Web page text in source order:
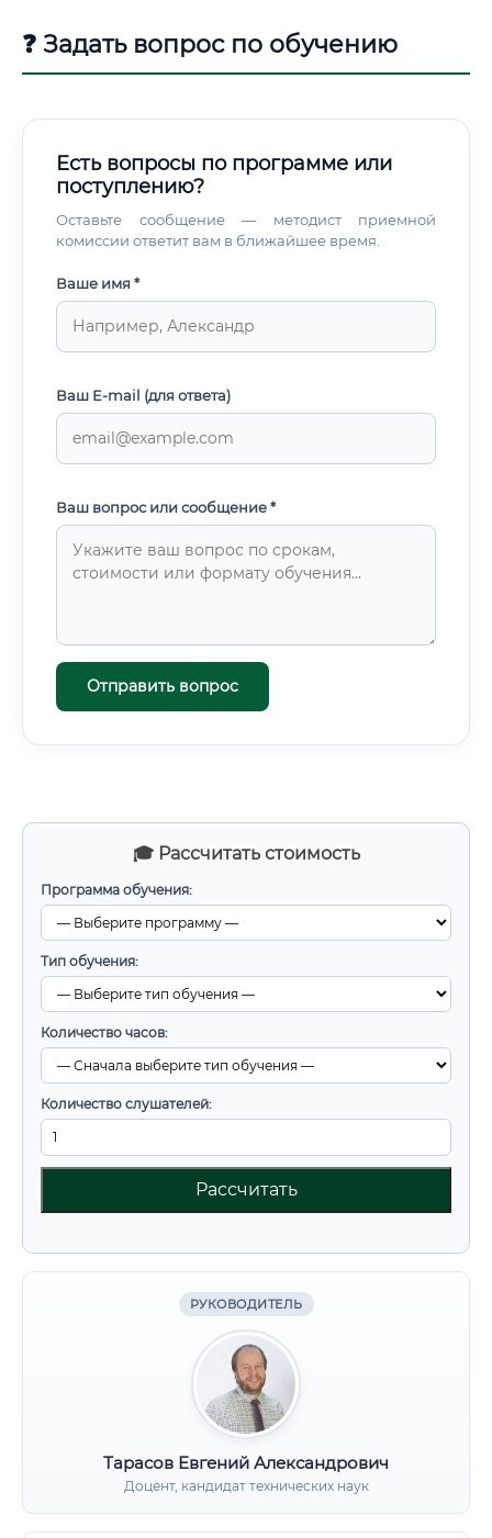
🎓 Рассчитать стоимость
Программа обучения:
Тип обучения:
Количество часов:
Количество слушателей:
Рассчитать
РУКОВОДИТЕЛЬ
Тарасов Евгений Александрович
Доцент, кандидат технических наук
(долголетие) и антивозрастные стратегии 🌿 В России
интерес к профессии нутрициолога вырос за последние
частых вопросов.
❓ Задать вопрос по обучению
Есть вопросы по программе или
поступлению?
Оставьте сообщение — методист приемной
комиссии ответит вам в ближайшее время.
Ваше имя *
Ваш E-mail (для ответа)
Ваш вопрос или сообщение *
Отправить вопрос